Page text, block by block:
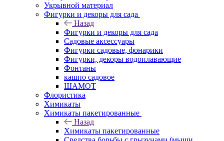
Укрывной материал
Фигурки и декоры для сада
Назад
Фигурки и декоры для сада
Садовые аксессуары
Фигурки садовые, фонарики
Фигурки, декоры водоплавающие
Фонтаны
кашпо садовое
ШАМОТ
Флористика
Химикаты
Химикаты пакетированные
Назад
Химикаты пакетированные